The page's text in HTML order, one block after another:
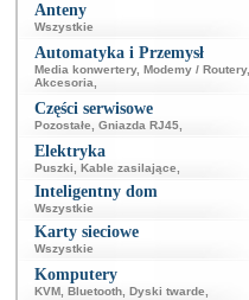
Anteny
Wszystkie
Automatyka i Przemysł
Media konwertery, Modemy / Routery,
Akcesoria
Części serwisowe
Pozostałe Gniazda RJ45
Elektryka
Puszki Kable zasilające
Inteligentny dom
Wszystkie
Karty sieciowe
Wszystkie
Komputery
KVM Bluetooth Dyski twarde